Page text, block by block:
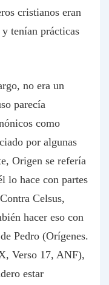
cristianos eran
tenían prácticas
no era un
parecía
como
por algunas
Origen se refería
lo hace con partes
Celsus,
hacer eso con
Pedro (Orígenes.
Verso 17, ANF),
estar